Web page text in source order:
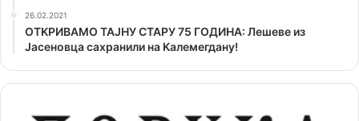
26.02.2021
ОТKРИВАМО ТАЈНУ СТАРУ 75 ГОДИНА: Лешеве из
Јасеновца сахранили на Kалемегдану!